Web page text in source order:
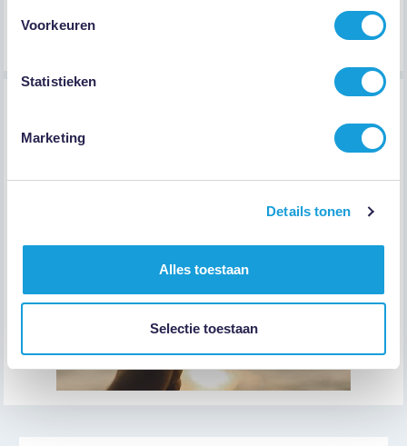
Voorkeuren
Statistieken
Marketing
Details tonen
Alles toestaan
Selectie toestaan
Je gaat verder met helderheid en regie